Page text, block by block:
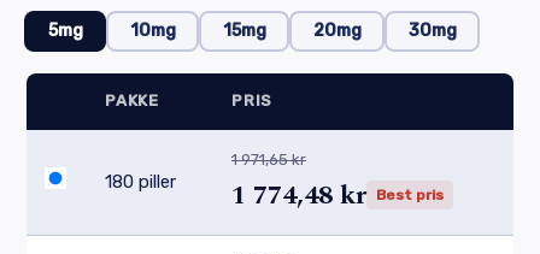
5mg 10mg 15mg 20mg 30mg
PAKKE PRIS
180 piller
1 971,65 kr
1 774,48 kr Best pris